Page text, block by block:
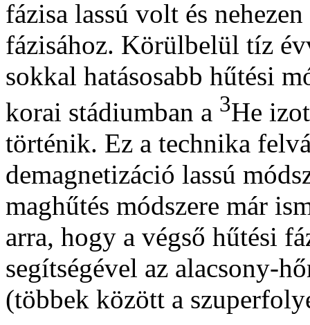
fázisa lassú volt és
fázisához. Körülbelül tíz
sokkal hatásosabb hűtési
korai stádiumban a 3He
történik. Ez a technika
demagnetizáció lassú
maghűtés módszere már
arra, hogy a végső hűtési
segítségével az alacsony-
(többek között a